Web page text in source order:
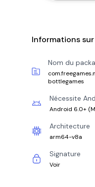
Informations
Nom du
bottlegames
Nécessite
Android 6.0+ (
Architecture
arm64-v8a
Signature
Voir